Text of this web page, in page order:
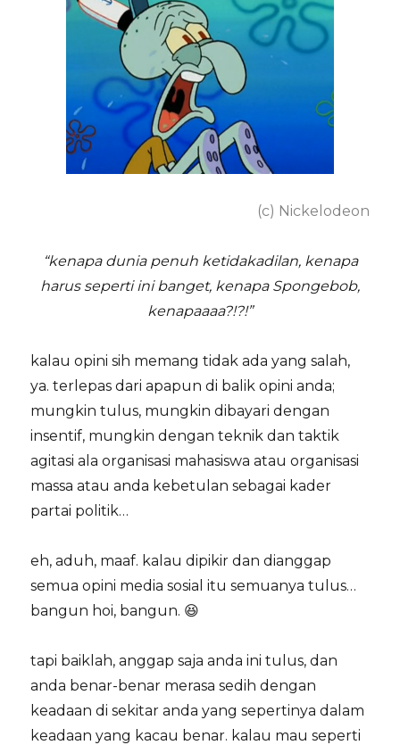
(c) Nickelodeon
“kenapa dunia penuh ketidakadilan, kenapa
harus seperti ini banget, kenapa Spongebob,
kenapaaaa?!?!”
kalau opini sih memang tidak ada yang salah,
ya. terlepas dari apapun di balik opini anda;
mungkin tulus, mungkin dibayari dengan
insentif, mungkin dengan teknik dan taktik
agitasi ala organisasi mahasiswa atau organisasi
massa atau anda kebetulan sebagai kader
partai politik…
eh, aduh, maaf. kalau dipikir dan dianggap
semua opini media sosial itu semuanya tulus…
bangun hoi, bangun. 😆
tapi baiklah, anggap saja anda ini tulus, dan
anda benar-benar merasa sedih dengan
keadaan di sekitar anda yang sepertinya dalam
keadaan yang kacau benar. kalau mau seperti